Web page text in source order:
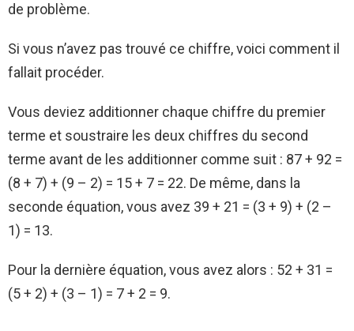
de problème.
Si vous n’avez pas trouvé ce chiffre, voici comment il
fallait procéder.
Vous deviez additionner chaque chiffre du premier
terme et soustraire les deux chiffres du second
terme avant de les additionner comme suit : 87 + 92 =
(8 + 7) + (9 – 2) = 15 + 7 = 22. De même, dans la
seconde équation, vous avez 39 + 21 = (3 + 9) + (2 –
1) = 13.
Pour la dernière équation, vous avez alors : 52 + 31 =
(5 + 2) + (3 – 1) = 7 + 2 = 9.